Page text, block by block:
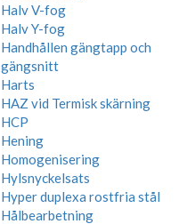
Halv V-fog
Halv Y-fog
Handhållen gängtapp och
gängsnitt
Harts
HAZ vid Termisk skärning
HCP
Hening
Homogenisering
Hylsnyckelsats
Hyper duplexa rostfria stål
Hålbearbetning